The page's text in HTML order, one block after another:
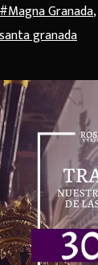
#Magna Granada,
granada